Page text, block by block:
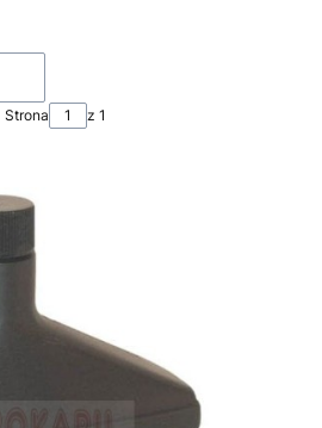
Strona z 1